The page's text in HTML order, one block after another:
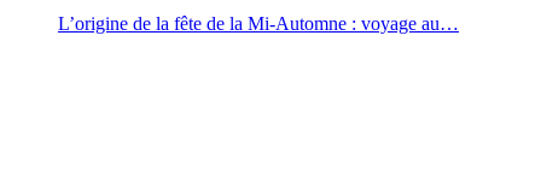
L’origine de la fête de la Mi-Automne : voyage au…